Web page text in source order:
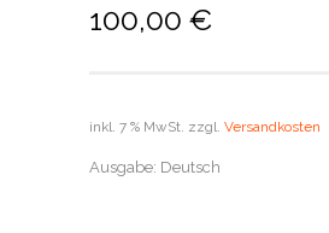
100,00 €
inkl. 7 % MwSt. zzgl. Versandkosten
Ausgabe: Deutsch